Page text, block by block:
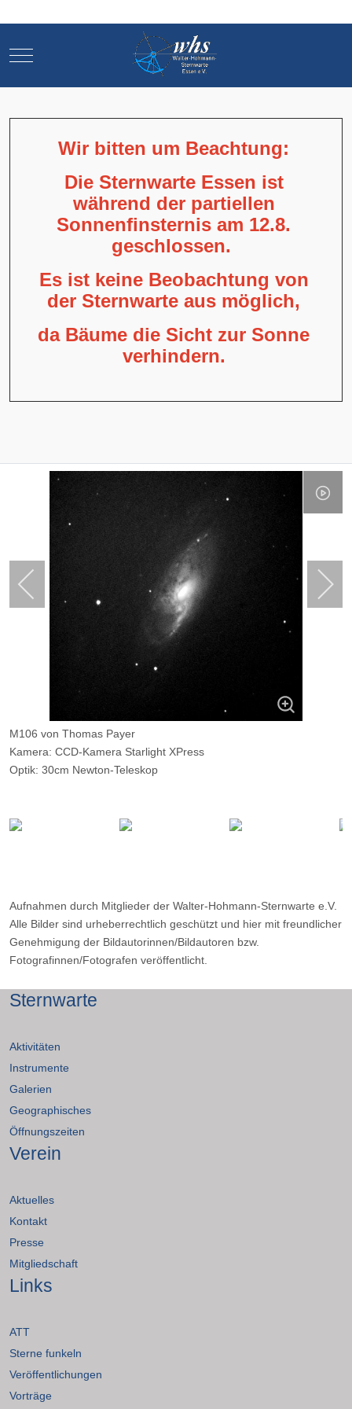
Mobile Menu Toggle
Wir bitten um Beachtung:
Die Sternwarte Essen ist
während der partiellen
Sonnenfinsternis am 12.8.
geschlossen.
Es ist keine Beobachtung von
der Sternwarte aus möglich,
da Bäume die Sicht zur Sonne
verhindern.
M106 von Thomas Payer
Kamera: CCD-Kamera Starlight XPress
Optik: 30cm Newton-Teleskop
Aufnahmen durch Mitglieder der Walter-Hohmann-Sternwarte e.V.
Alle Bilder sind urheberrechtlich geschützt und hier mit freundlicher
Genehmigung der Bildautorinnen/Bildautoren bzw.
Fotografinnen/Fotografen veröffentlicht.
Sternwarte
Aktivitäten
Instrumente
Galerien
Geographisches
Öffnungszeiten
Verein
Aktuelles
Kontakt
Presse
Mitgliedschaft
Links
ATT
Sterne funkeln
Veröffentlichungen
Vorträge